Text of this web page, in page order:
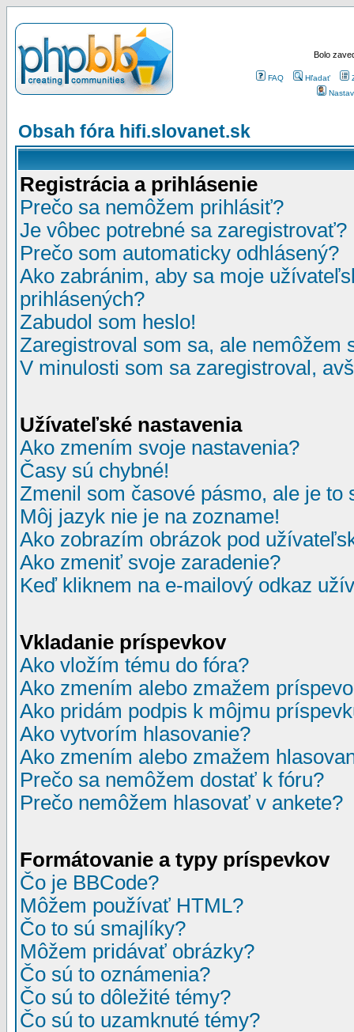
Bolo
FAQ Hľadať
Obsah fóra hifi.slovanet.sk
Registrácia a prihlásenie
Prečo sa nemôžem prihlásiť?
Je vôbec potrebné sa zaregistrovať?
Prečo som automaticky odhlásený?
Ako zabránim, aby sa moje
prihlásených?
Zabudol som heslo!
Zaregistroval som sa, ale nemôžem
V minulosti som sa zaregistroval,
Užívateľské nastavenia
Ako zmením svoje nastavenia?
Časy sú chybné!
Zmenil som časové pásmo, ale je to
Môj jazyk nie je na zozname!
Ako zobrazím obrázok pod
Ako zmeniť svoje zaradenie?
Keď kliknem na e-mailový odkaz
Vkladanie príspevkov
Ako vložím tému do fóra?
Ako zmením alebo zmažem
Ako pridám podpis k môjmu
Ako vytvorím hlasovanie?
Ako zmením alebo zmažem
Prečo sa nemôžem dostať k fóru?
Prečo nemôžem hlasovať v ankete?
Formátovanie a typy príspevkov
Čo je BBCode?
Môžem používať HTML?
Čo to sú smajlíky?
Môžem pridávať obrázky?
Čo sú to oznámenia?
Čo sú to dôležité témy?
Čo sú to uzamknuté témy?